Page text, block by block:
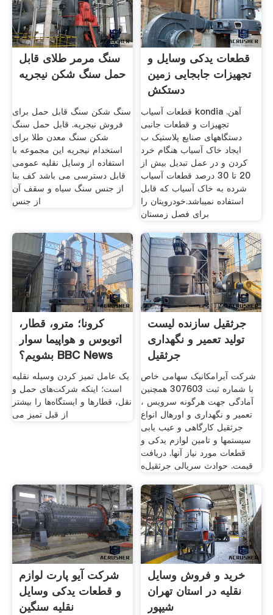
سنگ مرمر طلای قابل
حمل سنگ شکن نیجریه
سنگ شکن سنگ قابل حمل برای
فروش نیجریه. قابل حمل سنگ
شکن سنگ معدن طلا برای
استخدام نیجریه این مجموعه با
استفاده از وسایل نقلیه عمومی
قابل دسترسی می باشد کف بنا
از جنس سنگ سیاه و سقف آن
از جنس
قطعات یدکی وسایل و
تجهیزات جابجایی زمین
دستکش
قطعات آسیاب kondia آهن.
تجهیزات و قطعات جانبی
دستگاههای صنایع پلاستیک ب
ایجاد خاک آسیاب هنگام خرد
کردن و در عمل تبدیل بیش از
20 تا 30 درصد قطعات آسیاب
شرده به خاک آسیاب که قابل
استفاده نمیباشد.خودرویتان را
برای فصل زمستان
کرونا؛ مترو، قطار،
اتوبوس و هواپیما سوار
بشویم؟ BBC News
یک عامل تمیز کردن وسیله نقلیه
است؛ اینکه شرکت‌های حمل و
نقل، قطارها و ایستگاه‌ها را بیشتر
از قبل تمیز می
جرثقیل سازنده لیست
تولید تعمیر و نگهداری
جرثقیل
شرکت آیرامکانیک سهامی خاص
با شماره ثبت 307603 همچنین
آمادگی جهت هرگونه سرویس ،
تعمیر و نگهداری و اورهال انواع
جرثقیل کارگاهی و عیب یابی
سیستمها و تامین لوازم یدکی و
قطعات مورد نیاز آنها. دریافت
قیمت. حوادث سریالی جرثقیل‌ه
شرکت آیو پارت لوازم
و قطعات یدکی وسایل
نقلیه سنگین
خرید و فروش وسایل
نقلیه در استان تهران
شیپور